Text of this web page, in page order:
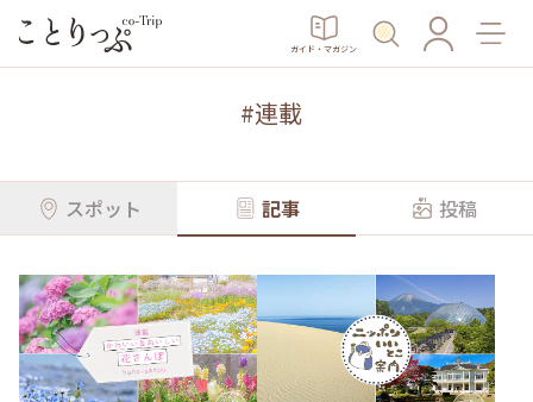
ガイド・マガジン
#連載
スポット 記事 投稿